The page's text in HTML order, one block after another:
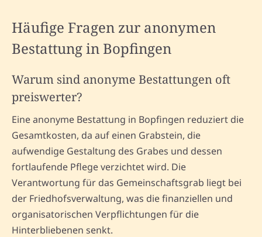
Häufige Fragen zur anonymen
Bestattung in Bopfingen
Warum sind anonyme Bestattungen oft
preiswerter?
Eine anonyme Bestattung in Bopfingen reduziert die
Gesamtkosten, da auf einen Grabstein, die
aufwendige Gestaltung des Grabes und dessen
fortlaufende Pflege verzichtet wird. Die
Verantwortung für das Gemeinschaftsgrab liegt bei
der Friedhofsverwaltung, was die finanziellen und
organisatorischen Verpflichtungen für die
Hinterbliebenen senkt.